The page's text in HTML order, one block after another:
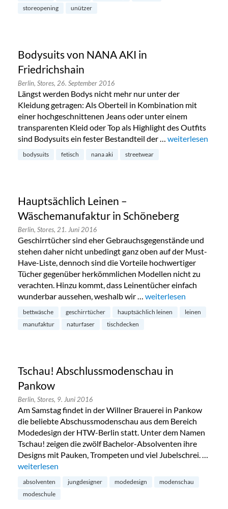
storeopening
unützer
Bodysuits von NANA AKI in
Friedrichshain
Berlin, Stores, 26. September 2016
Längst werden Bodys nicht mehr nur unter der
Kleidung getragen: Als Oberteil in Kombination mit
einer hochgeschnittenen Jeans oder unter einem
transparenten Kleid oder Top als Highlight des Outfits
sind Bodysuits ein fester Bestandteil der … „Bodysuits von
weiterlesen
bodysuits fetisch nana aki streetwear
Hauptsächlich Leinen –
Wäschemanufaktur in Schöneberg
Berlin, Stores, 21. Juni 2016
Geschirrtücher sind eher Gebrauchsgegenstände und
stehen daher nicht unbedingt ganz oben auf der Must-
Have-Liste, dennoch sind die Vorteile hochwertiger
Tücher gegenüber herkömmlichen Modellen nicht zu
verachten. Hinzu kommt, dass Leinentücher einfach
wunderbar aussehen, weshalb wir … „Hauptsächlich Leinen
weiterlesen
bettwäsche geschirrtücher hauptsächlich leinen
leinen
manufaktur
naturfaser tischdecken
Tschau! Abschlussmodenschau in
Pankow
Berlin, Stores, 9. Juni 2016
Am Samstag findet in der Willner Brauerei in Pankow
die beliebte Abschussmodenschau aus dem Bereich
Modedesign der HTW-Berlin statt. Unter dem Namen
Tschau! zeigen die zwölf Bachelor-Absolventen ihre
Designs mit Pauken, Trompeten und viel Jubelschrei. …
„Tschau! Abschlussmodenschau in Pankow“
weiterlesen
absolventen jungdesigner modedesign
modenschau
modeschule